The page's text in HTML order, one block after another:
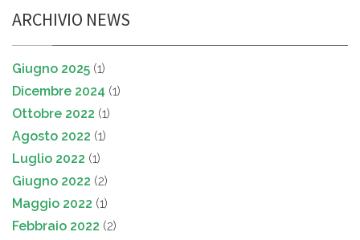
ARCHIVIO NEWS
Giugno 2025 (1)
Dicembre 2024 (1)
Ottobre 2022 (1)
Agosto 2022 (1)
Luglio 2022 (1)
Giugno 2022 (2)
Maggio 2022 (1)
Febbraio 2022 (2)